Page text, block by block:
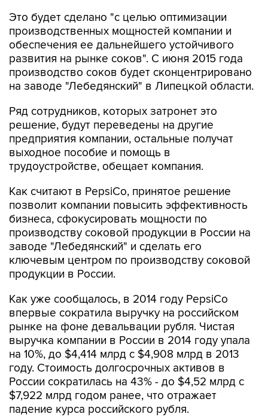
Это будет сделано "с целью оптимизации
производственных мощностей компании и
обеспечения ее дальнейшего устойчивого
развития на рынке соков". С июня 2015 года
производство соков будет сконцентрировано
на заводе "Лебедянский" в Липецкой области.
Ряд сотрудников, которых затронет это
решение, будут переведены на другие
предприятия компании, остальные получат
выходное пособие и помощь в
трудоустройстве, обещает компания.
Как считают в PepsiCo, принятое решение
позволит компании повысить эффективность
бизнеса, сфокусировать мощности по
производству соковой продукции в России на
заводе "Лебедянский" и сделать его
ключевым центром по производству соковой
продукции в России.
Как уже сообщалось, в 2014 году PepsiCo
впервые сократила выручку на российском
рынке на фоне девальвации рубля. Чистая
выручка компании в России в 2014 году упала
на 10%, до $4,414 млрд с $4,908 млрд в 2013
году. Стоимость долгосрочных активов в
России сократилась на 43% - до $4,52 млрд с
$7,922 млрд годом ранее, что отражает
падение курса российского рубля.